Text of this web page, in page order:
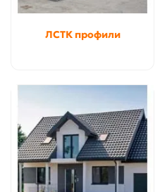
ЛСТК профили